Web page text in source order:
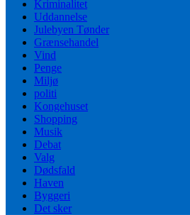
Kriminalitet
Uddannelse
Julebyen Tønder
Grænsehandel
Vind
Penge
Miljø
politi
Kongehuset
Shopping
Musik
Debat
Valg
Dødsfald
Haven
Byggeri
Det sker